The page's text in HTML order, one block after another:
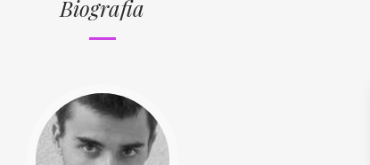
Biografia